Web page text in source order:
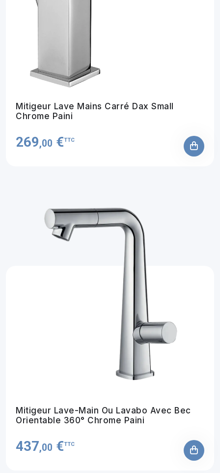
Mitigeur Lave Mains Carré Dax Small
Chrome Paini
269,00 €TTC
Mitigeur Lave-Main Ou Lavabo Avec Bec
Orientable 360° Chrome Paini
437,00 €TTC